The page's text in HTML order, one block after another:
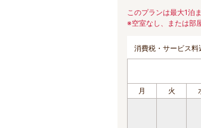
このプランは最大1泊
※空室なし、または部
消費税・サービス料
月 火